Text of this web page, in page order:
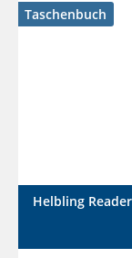
Taschenbuch
Helbling